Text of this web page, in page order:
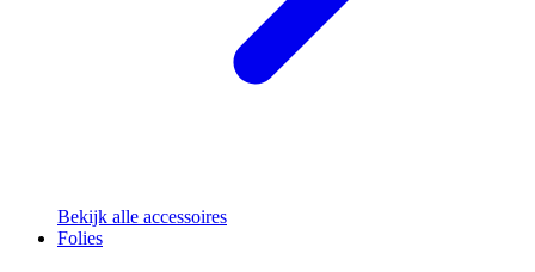
Bekijk alle accessoires
Folies